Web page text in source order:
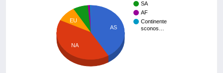
SA
AF
Continente
sconos…
AS
EU
NA